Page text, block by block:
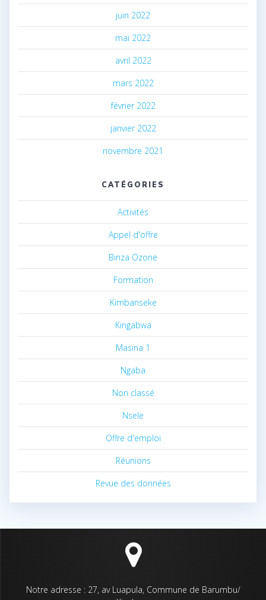
juin 2022
mai 2022
avril 2022
mars 2022
février 2022
janvier 2022
novembre 2021
CATÉGORIES
Activités
Appel d'offre
Binza Ozone
Formation
Kimbanseke
Kingabwa
Masina 1
Ngaba
Non classé
Nsele
Offre d'emploi
Réunions
Revue des données
Notre adresse : 27, av Luapula, Commune de Barumbu/